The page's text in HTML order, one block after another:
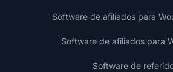
Software de afiliados para
Software de afiliados para
Software de